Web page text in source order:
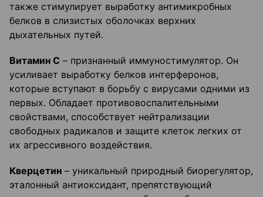
также стимулирует выработку антимикробных
белков в слизистых оболочках верхних
дыхательных путей.
Витамин С – признанный иммуностимулятор. Он
усиливает выработку белков интерферонов,
которые вступают в борьбу с вирусами одними из
первых. Обладает противовоспалительными
свойствами, способствует нейтрализации
свободных радикалов и защите клеток легких от
их агрессивного воздействия.
Кверцетин – уникальный природный биорегулятор,
эталонный антиоксидант, препятствующий